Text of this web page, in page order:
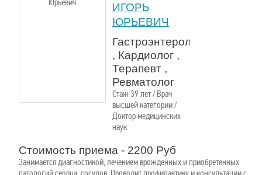
ИГОРЬ
ЮРЬЕВИЧ
Гастроэнтеролог
, Кардиолог ,
Терапевт ,
Ревматолог
Стаж 39 лет / Врач
высшей категории /
Доктор медицинских
наук
Стоимость приема - 2200 Руб
Занимается диагностикой, лечением врожденных и приобретенных